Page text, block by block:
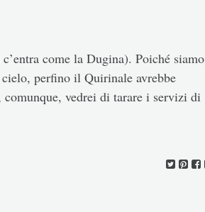
come la Dugina). Poiché siamo
perfino il Quirinale avrebbe
vedrei di tarare i servizi di